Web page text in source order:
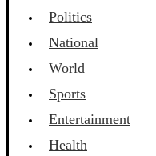
Politics
National
World
Sports
Entertainment
Health